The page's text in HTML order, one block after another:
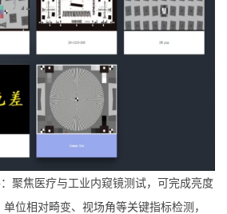
聚焦医疗与工业内窥镜测试，可完成亮度
位相对畸变、视场角等关键指标检测，